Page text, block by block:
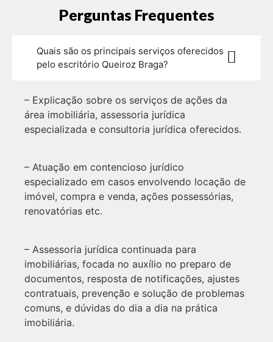
Perguntas Frequentes
Quais são os principais serviços oferecidos
pelo escritório Queiroz Braga?
– Explicação sobre os serviços de ações da
área imobiliária, assessoria jurídica
especializada e consultoria jurídica oferecidos.
– Atuação em contencioso jurídico
especializado em casos envolvendo locação de
imóvel, compra e venda, ações possessórias,
renovatórias etc.
– Assessoria jurídica continuada para
imobiliárias, focada no auxílio no preparo de
documentos, resposta de notificações, ajustes
contratuais, prevenção e solução de problemas
comuns, e dúvidas do dia a dia na prática
imobiliária.